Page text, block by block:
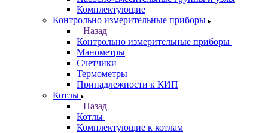
Комплектующие
Контрольно измерительные приборы
Назад
Контрольно измерительные приборы
Манометры
Счетчики
Термометры
Принадлежности к КИП
Котлы
Назад
Котлы
Комплектующие к котлам